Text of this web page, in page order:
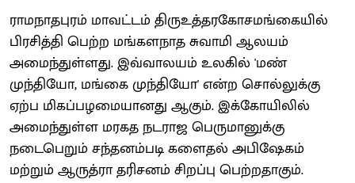
ராமநாதபுரம் மாவட்டம் திருஉத்தரகோசமங்கையில்
பிரசித்தி பெற்ற மங்களநாத சுவாமி ஆலயம்
அமைந்துள்ளது. இவ்வாலயம் உலகில் 'மண்
முந்தியோ, மங்கை முந்தியோ' என்ற சொல்லுக்கு
ஏற்ப மிகப்பழமையானது ஆகும். இக்கோயிலில்
அமைந்துள்ள மரகத நடராஜ பெருமானுக்கு
நடைபெறும் சந்தனம்படி களைதல் அபிஷேகம்
மற்றும் ஆருத்ரா தரிசனம் சிறப்பு பெற்றதாகும்.